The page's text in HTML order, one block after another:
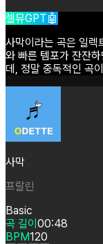
셀뮤GPT🤖
사막이라는 곡은 일렉
와 빠른 템포가 잔잔
데, 정말 중독적인 곡
사막
프랄린
Basic
곡 길이 00:48
BPM120